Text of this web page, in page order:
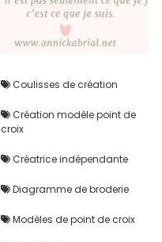
Coulisses de création
Création modèle point de
croix
Créatrice indépendante
Diagramme de broderie
Modèles de point de croix